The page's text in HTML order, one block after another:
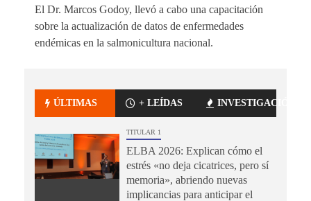
El Dr. Marcos Godoy, llevó a cabo una capacitación
sobre la actualización de datos de enfermedades
endémicas en la salmonicultura nacional.
ÚLTIMAS + LEÍDAS INVESTIGACIÓN
TITULAR 1
ELBA 2026: Explican cómo el
estrés «no deja cicatrices, pero sí
memoria», abriendo nuevas
implicancias para anticipar el